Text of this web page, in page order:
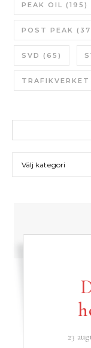
PEAK OIL (195)
POST PEAK
SVD (65)
TRAFIKVERKET
23